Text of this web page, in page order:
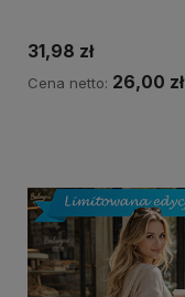
31,98 zł
Cena netto: 26,00 zł